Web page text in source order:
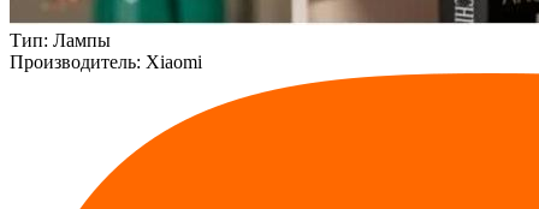
Тип: Лампы
Производитель: Xiaomi